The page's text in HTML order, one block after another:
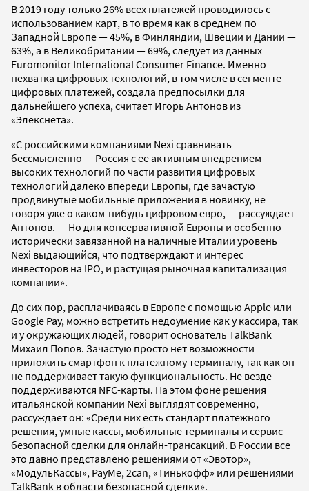
В 2019 году только 26% всех платежей проводилось с
использованием карт, в то время как в среднем по
Западной Европе — 45%, в Финляндии, Швеции и Дании —
63%, а в Великобритании — 69%, следует из данных
Euromonitor International Consumer Finance. Именно
нехватка цифровых технологий, в том числе в сегменте
цифровых платежей, создала предпосылки для
дальнейшего успеха, считает Игорь Антонов из
«Элекснета».
«С российскими компаниями Nexi сравнивать
бессмысленно — Россия с ее активным внедрением
высоких технологий по части развития цифровых
технологий далеко впереди Европы, где зачастую
продвинутые мобильные приложения в новинку, не
говоря уже о каком-нибудь цифровом евро, — рассуждает
Антонов. — Но для консервативной Европы и особенно
исторически завязанной на наличные Италии уровень
Nexi выдающийся, что подтверждают и интерес
инвесторов на IPO, и растущая рыночная капитализация
компании».
До сих пор, расплачиваясь в Европе с помощью Apple или
Google Pay, можно встретить недоумение как у кассира, так
и у окружающих людей, говорит основатель TalkBank
Михаил Попов. Зачастую просто нет возможности
приложить смартфон к платежному терминалу, так как он
не поддерживает такую функциональность. Не везде
поддерживаются NFC-карты. На этом фоне решения
итальянской компании Nexi выглядят современно,
рассуждает он: «Среди них есть стандарт платежного
решения, умные кассы, мобильные терминалы и сервис
безопасной сделки для онлайн-трансакций. В России все
это давно представлено решениями от «Эвотор»,
«МодульКассы», PayMe, 2can, «Тинькофф» или решениями
TalkBank в области безопасной сделки».